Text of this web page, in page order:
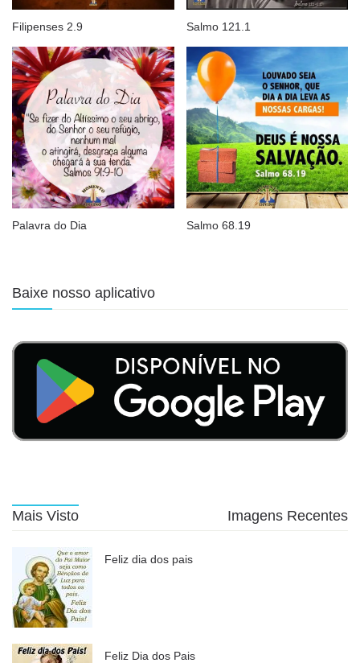
Filipenses 2.9 Salmo 121.1
Palavra do Dia Salmo 68.19
Baixe nosso aplicativo
Mais Visto Imagens Recentes
Feliz dia dos pais
Feliz Dia dos Pais